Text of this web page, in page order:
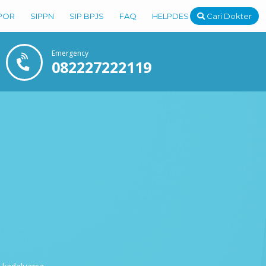
SIPPN SIP BPJS FAQ HELPDESK Cari Dokter
Emergency
082227222119